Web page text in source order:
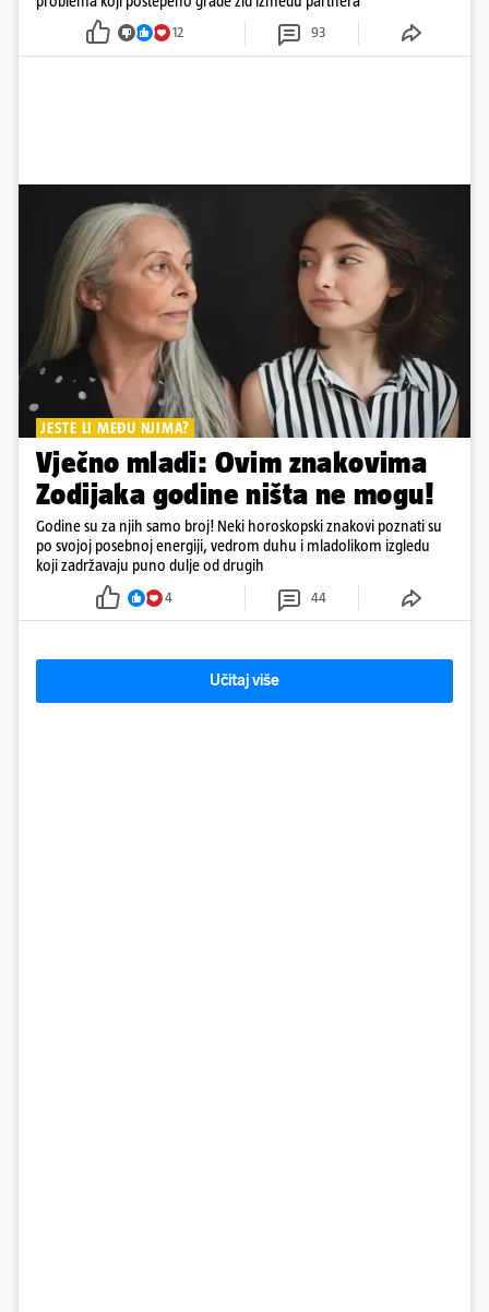
12 93
JESTE LI MEĐU NJIMA?
Vječno mladi: Ovim znakovima
Zodijaka godine ništa ne mogu!
Godine su za njih samo broj! Neki horoskopski znakovi poznati su
po svojoj posebnoj energiji, vedrom duhu i mladolikom izgledu
koji zadržavaju puno dulje od drugih
4 44
Učitaj više